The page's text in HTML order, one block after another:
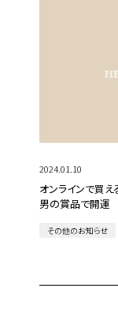
2024.01.10
オンラインで買
男の賞品で開運
その他のお知らせ